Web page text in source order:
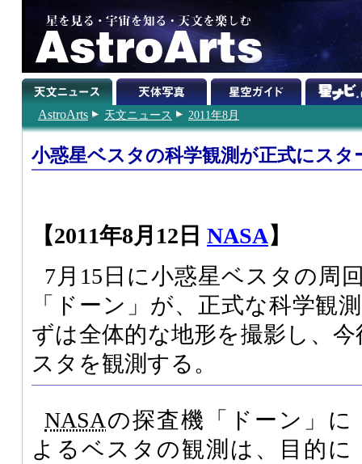
AstroArts 天文ニュース 2011年8月
小惑星ベスタの科学観測が正式にスタ
【2011年8月12日 NASA】
7月15日に小惑星ベスタの周
「ドーン」が、正式な科学観
ずは全体的な地形を撮影し、
スタを観測する。
NASAの探査機「ドーン」に
よるベスタの観測は、目的に